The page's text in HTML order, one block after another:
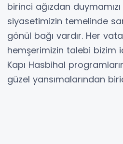
birinci ağızdan
siyasetimizin temelinde
gönül bağı vardır. Her
hemşerimizin talebi bizim
Kapı Hasbihal
güzel yansımalarından